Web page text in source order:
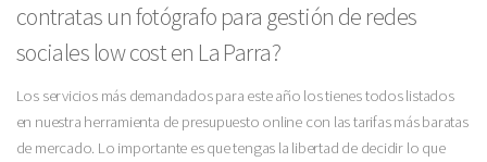
contratas un fotógrafo para gestión de redes
sociales low cost en La Parra?
Los servicios más demandados para este año los tienes todos listados
en nuestra herramienta de presupuesto online con las tarifas más baratas
de mercado. Lo importante es que tengas la libertad de decidir lo que